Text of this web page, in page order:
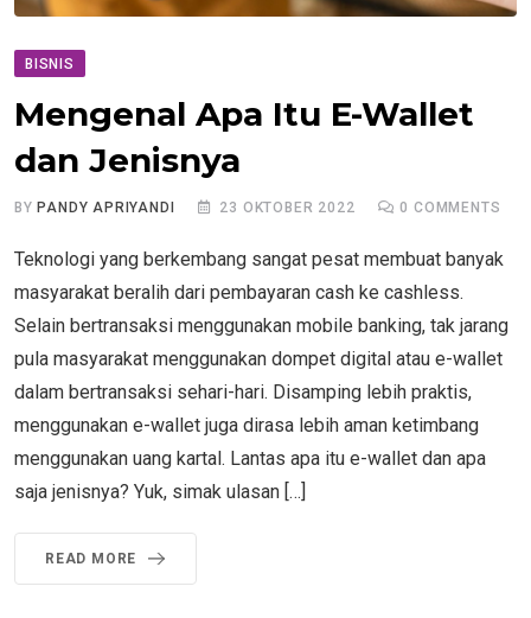
BISNIS
Mengenal Apa Itu E-Wallet
dan Jenisnya
BYPANDY APRIYANDI 23 OKTOBER 2022 0 COMMENTS
Teknologi yang berkembang sangat pesat membuat banyak
masyarakat beralih dari pembayaran cash ke cashless.
Selain bertransaksi menggunakan mobile banking, tak jarang
pula masyarakat menggunakan dompet digital atau e-wallet
dalam bertransaksi sehari-hari. Disamping lebih praktis,
menggunakan e-wallet juga dirasa lebih aman ketimbang
menggunakan uang kartal. Lantas apa itu e-wallet dan apa
saja jenisnya? Yuk, simak ulasan […]
READ MORE